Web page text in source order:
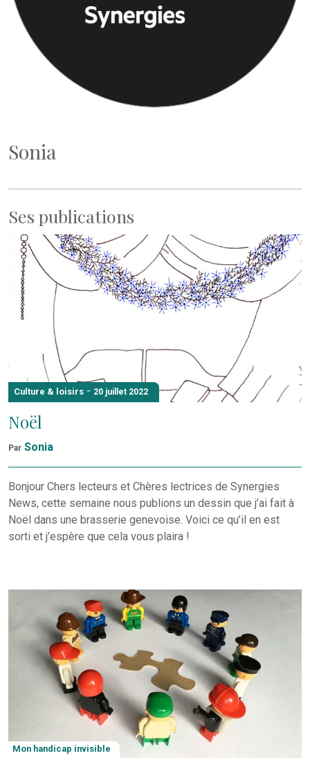
Sonia
Ses publications
Culture & loisirs - 20 juillet 2022
Noël
Par Sonia
Bonjour Chers lecteurs et Chères lectrices de Synergies
News, cette semaine nous publions un dessin que j’ai fait à
Noël dans une brasserie genevoise. Voici ce qu’il en est
sorti et j’espère que cela vous plaira !
Mon handicap invisible